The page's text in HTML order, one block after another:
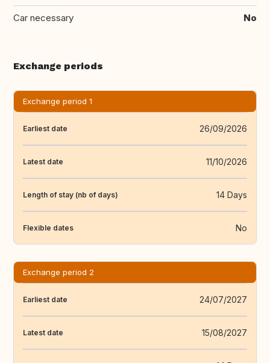
Car necessary No
Exchange periods
Exchange period 1
Earliest date 26/09/2026
Latest date 11/10/2026
Length of stay (nb of days) 14 Days
Flexible dates No
Exchange period 2
Earliest date 24/07/2027
Latest date 15/08/2027